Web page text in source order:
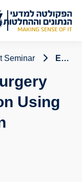
לתוכן
Seminar Enhancing Open-Surgery Gesture Recognition Using 3D Pose Estimation
Using